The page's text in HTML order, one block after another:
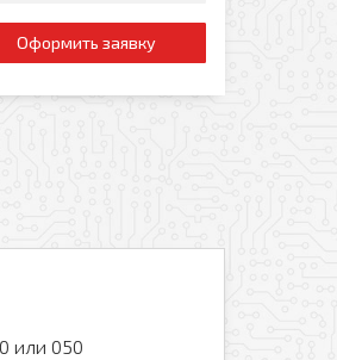
или 050
Оформить заявку